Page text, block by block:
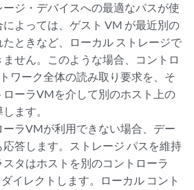
ージ・デバイスへの最適なパスが使
によっては、ゲスト VM が最近別の
ときなど、ローカル ストレージで
せん。このような場合、コントロ
ワーク全体の読み取り要求を、そ
ーラVMを介して別のホスト上の
ます。
ーラVMが利用できない場合、デー
答します。ストレージ パスを維持
タはホストを別のコントローラ
イレクトします。ローカル コント